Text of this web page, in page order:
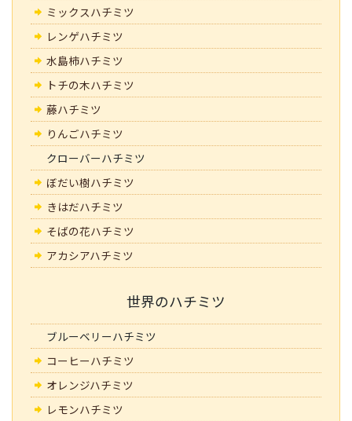
ミックスハチミツ
レンゲハチミツ
水島柿ハチミツ
トチの木ハチミツ
藤ハチミツ
りんごハチミツ
クローバーハチミツ
ぼだい樹ハチミツ
きはだハチミツ
そばの花ハチミツ
アカシアハチミツ
世界のハチミツ
ブルーベリーハチミツ
コーヒーハチミツ
オレンジハチミツ
レモンハチミツ